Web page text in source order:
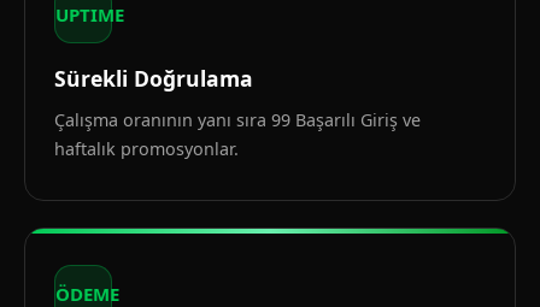
UPTIME
Sürekli Doğrulama
Çalışma oranının yanı sıra 99 Başarılı Giriş ve
haftalık promosyonlar.
ÖDEME